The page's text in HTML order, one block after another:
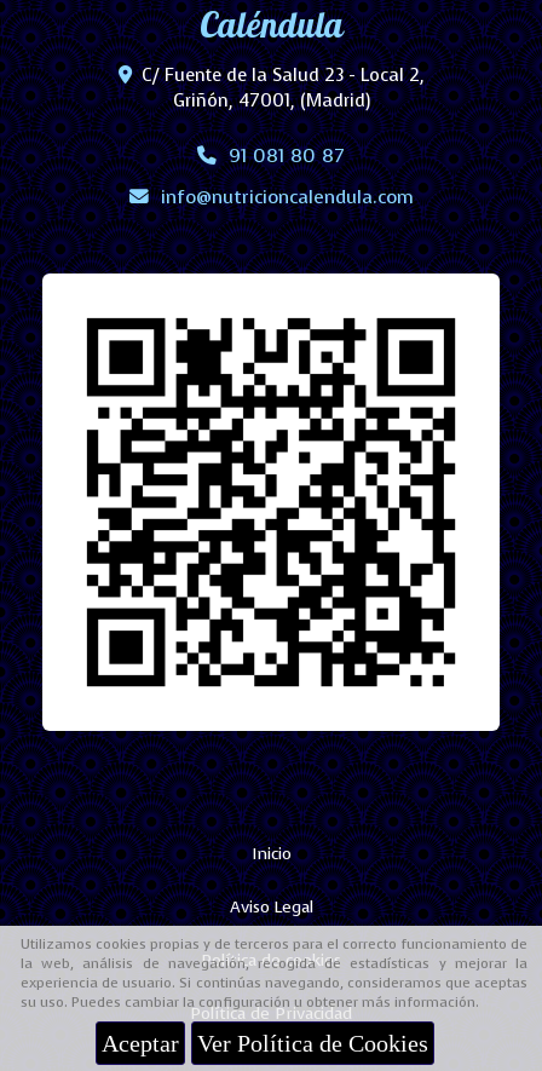
Utilizamos cookies propias y de terceros para el correcto funcionamiento de
la web, análisis de navegación, recogida de estadísticas y mejorar la
experiencia de usuario. Si continúas navegando, consideramos que aceptas
su uso. Puedes cambiar la configuración u obtener más información.
Aceptar Ver Política de Cookies
Caléndula
C/ Fuente de la Salud 23 - Local 2,
Griñón,47001,(Madrid)
91 081 80 87
info
nutricioncalendula.com
Inicio
Aviso Legal
Política de cookies
Política de Privacidad